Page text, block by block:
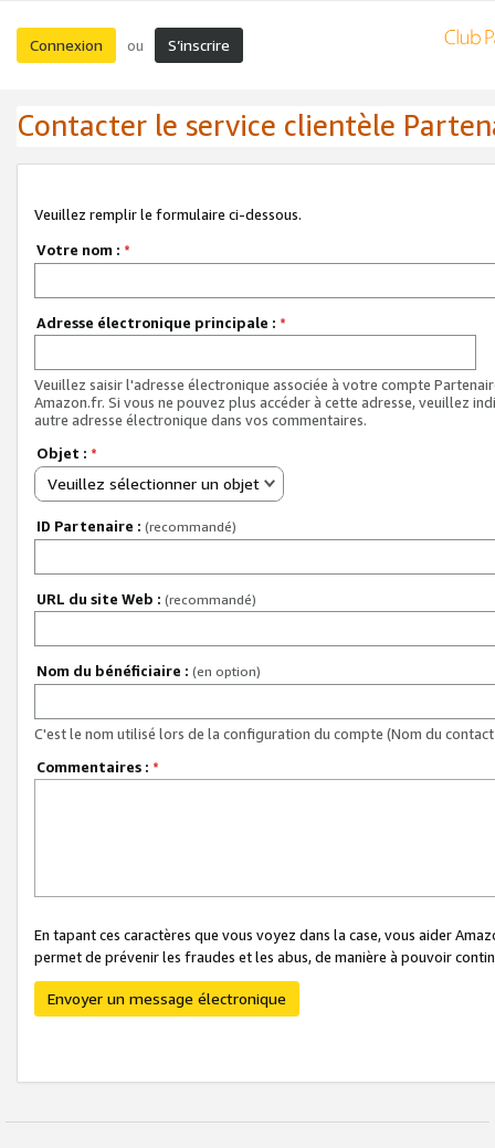
Connexion ou S’inscrire
Contacter le service clientèle
Veuillez remplir le formulaire ci-dessous.
Votre nom : *
Adresse électronique principale : *
Veuillez saisir l'adresse électronique associée à votre compte
Amazon.fr. Si vous ne pouvez plus accéder à cette adresse, veuillez
autre adresse électronique dans vos commentaires.
Objet : *
Veuillez sélectionner un objet
ID Partenaire : (recommandé)
URL du site Web : (recommandé)
Nom du bénéficiaire : (en option)
C'est le nom utilisé lors de la configuration du compte (Nom du
Commentaires : *
En tapant ces caractères que vous voyez dans la case, vous aider
permet de prévenir les fraudes et les abus, de manière à pouvoir
Envoyer un message électronique